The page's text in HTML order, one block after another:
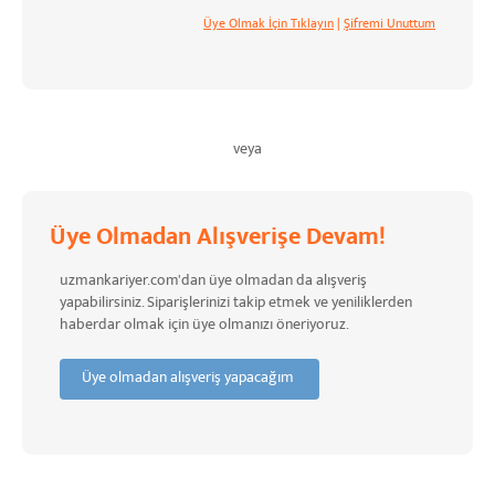
Üye Olmak İçin Tıklayın |Şifremi Unuttum
veya
Üye Olmadan Alışverişe Devam!
uzmankariyer.com'dan üye olmadan da alışveriş
yapabilirsiniz. Siparişlerinizi takip etmek ve yeniliklerden
haberdar olmak için üye olmanızı öneriyoruz.